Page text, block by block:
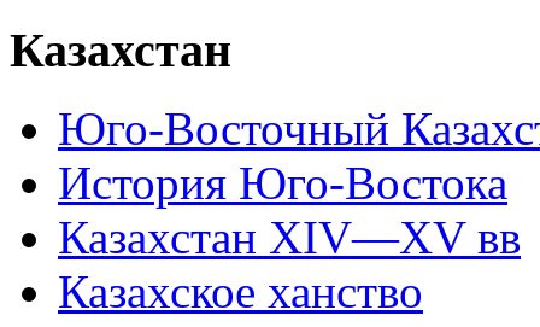
Казахстан
Юго-Восточный
История Юго-Востока
Казахстан XIV—XV вв
Казахское ханство